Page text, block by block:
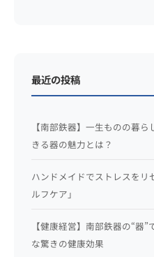
最近の投稿
【南部鉄器】一生ものの暮
きる器の魅力とは？
ハンドメイドでストレスをリ
ルフケア」
【健康経営】南部鉄器の“器
な驚きの健康効果